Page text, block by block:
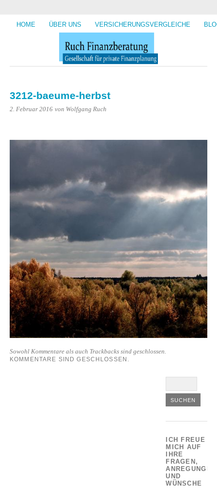
HOME ÜBER UNS VERSICHERUNGSVERGLEICHE
3212-baeume-herbst
2. Februar 2016 von Wolfgang Ruch
Sowohl Kommentare als auch Trackbacks sind geschlossen.
KOMMENTARE SIND GESCHLOSSEN.
ICH FREUE
MICH AUF
IHRE
FRAGEN,
ANREGUNGEN
UND
WÜNSCHE